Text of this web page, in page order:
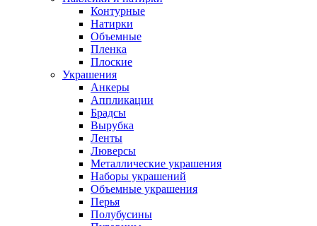
Контурные
Натирки
Объемные
Пленка
Плоские
Украшения
Анкеры
Аппликации
Брадсы
Вырубка
Ленты
Люверсы
Металлические украшения
Наборы украшений
Объемные украшения
Перья
Полубусины